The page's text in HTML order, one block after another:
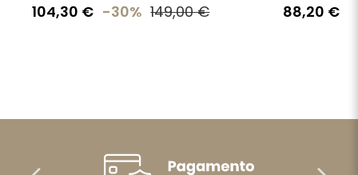
104,30 € -30% 149,00 € 88,20 €